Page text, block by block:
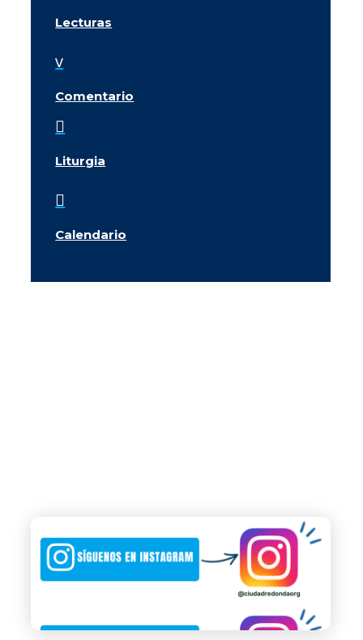
Lecturas
v
Comentario

Liturgia

Calendario